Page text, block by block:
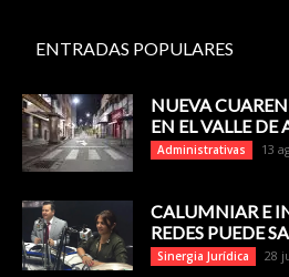
ENTRADAS POPULARES
NUEVA
EN EL VALLE DE
Administrativas 13
CALUMNIAR E
REDES PUEDE
Sinergia Jurídica 28